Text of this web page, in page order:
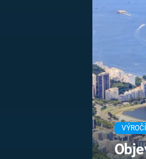
PRVNÍ SVĚTOVÁ
VÝROČÍ